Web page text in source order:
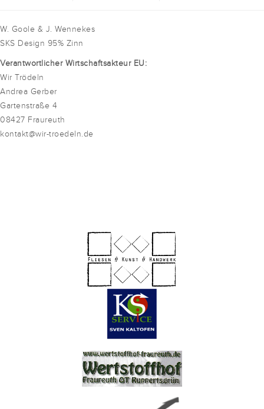
W. Goole & J. Wennekes
SKS Design 95% Zinn
Verantwortlicher Wirtschaftsakteur EU:
Wir Trödeln
Andrea Gerber
Gartenstraße 4
08427 Fraureuth
kontakt@wir-troedeln.de